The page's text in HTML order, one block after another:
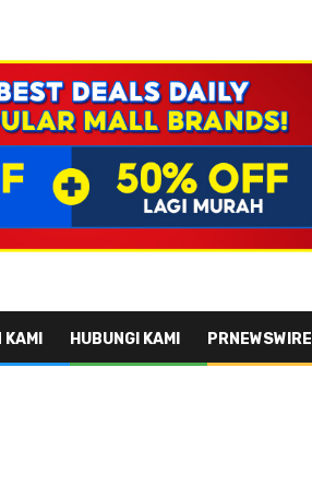
HUBUNGI KAMI PRNEWSWIRE